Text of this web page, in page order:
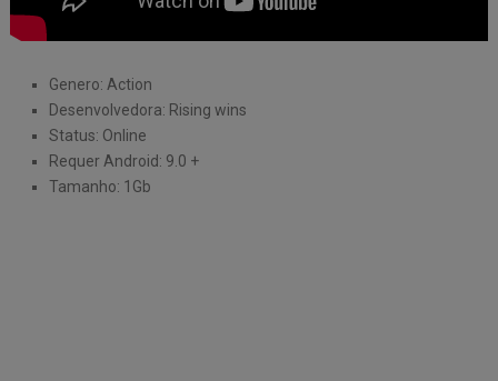
Genero: Action
Desenvolvedora: Rising wins
Status: Online
Requer Android: 9.0 +
Tamanho: 1Gb